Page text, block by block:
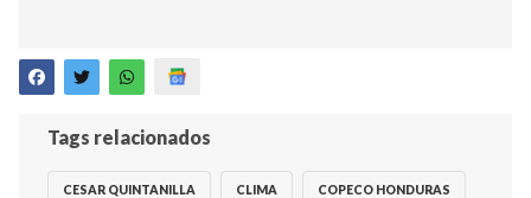
Tags relacionados
CESAR QUINTANILLA CLIMA COPECO HONDURAS